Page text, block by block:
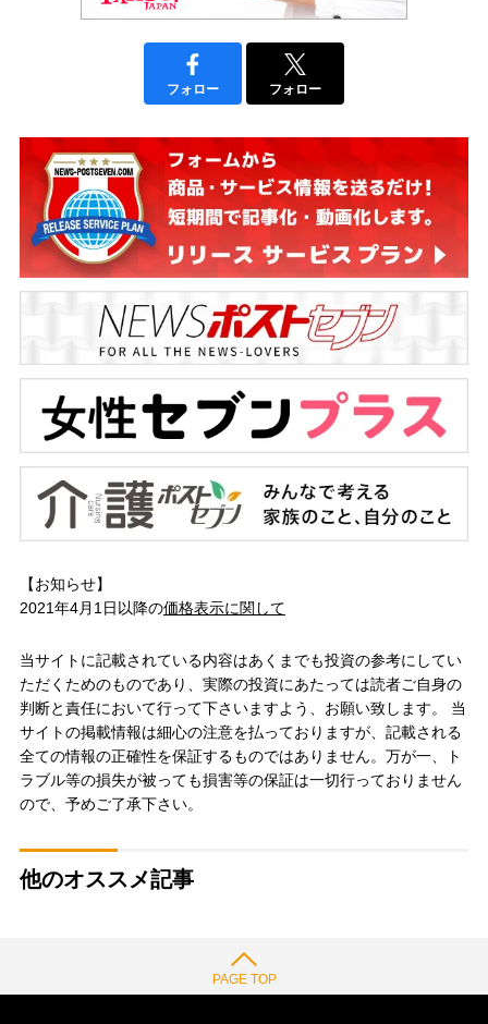
フォロー フォロー
【お知らせ】
2021年4月1日以降の価格表示に関して
当サイトに記載されている内容はあくまでも投資の参考にしてい
ただくためのものであり、実際の投資にあたっては読者ご自身の
判断と責任において行って下さいますよう、お願い致します。 当
サイトの掲載情報は細心の注意を払っておりますが、記載される
全ての情報の正確性を保証するものではありません。万が一、ト
ラブル等の損失が被っても損害等の保証は一切行っておりません
ので、予めご了承下さい。
他のオススメ記事
PAGE TOP